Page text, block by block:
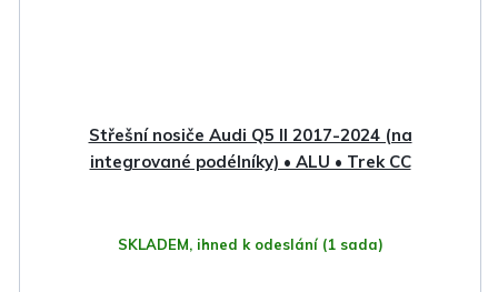
Střešní nosiče Audi Q5 II 2017-2024 (na
integrované podélníky) • ALU • Trek CC
SKLADEM, ihned k odeslání (1 sada)